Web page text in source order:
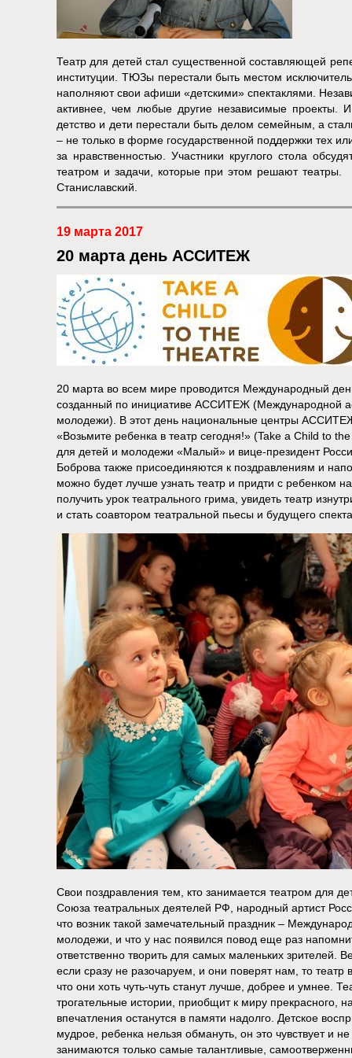
Театр для детей стал существенной составляющей
институции. ТЮЗы перестали быть местом
наполняют свои афиши «детскими» спектаклями.
активнее, чем любые другие независимые проекты. И
детство и дети перестали быть делом семейным, а
– не только в форме государственной поддержки тех
за нравственностью. Участники круглого стола
театром и задачи, которые при этом решают театры.
Станиславский.
19 марта 2017
20 марта день АССИТЕЖ
20 марта во всем мире проводится Международный
созданный по инициативе АССИТЕЖ (Международной
молодежи). В этот день национальные центры
«Возьмите ребенка в театр сегодня!» (Take a Child to
для детей и молодежи «Малый» и вице-президент
Боброва также присоединяются к поздравлениям и
можно будет лучше узнать театр и придти с ребенком
получить урок театрального грима, увидеть театр
и стать соавтором театральной пьесы и будущего
Свои поздравления тем, кто занимается театром для
Союза театральных деятелей РФ, народный артист
что возник такой замечательный праздник –
молодежи, и что у нас появился повод еще раз
ответственно творить для самых маленьких
если сразу не разочаруем, и они поверят нам, то театр
что они хоть чуть-чуть станут лучше, добрее и умнее.
трогательные истории, приобщит к миру прекрасного,
впечатления останутся в памяти надолго. Детское
мудрое, ребенка нельзя обмануть, он это чувствует и
занимаются только самые талантливые,